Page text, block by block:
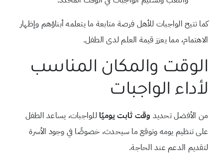
كما تتيح الواجبات للأهل فرصة متابعة ما يتعلمه أبناؤهم وإظهار
الاهتمام، مما يعزز قيمة العلم لدى الطفل.
الوقت والمكان المناسب
لأداء الواجبات
من الأفضل تحديد وقت ثابت يوميًا للواجبات، يساعد الطفل
على تنظيم يومه وتوقع ما سيحدث، خصوصًا في وجود الأسرة
لتقديم الدعم عند الحاجة.